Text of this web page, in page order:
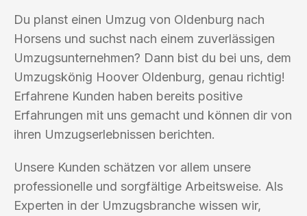
Du planst einen Umzug von Oldenburg nach
Horsens und suchst nach einem zuverlässigen
Umzugsunternehmen? Dann bist du bei uns, dem
Umzugskönig Hoover Oldenburg, genau richtig!
Erfahrene Kunden haben bereits positive
Erfahrungen mit uns gemacht und können dir von
ihren Umzugserlebnissen berichten.
Unsere Kunden schätzen vor allem unsere
professionelle und sorgfältige Arbeitsweise. Als
Experten in der Umzugsbranche wissen wir,